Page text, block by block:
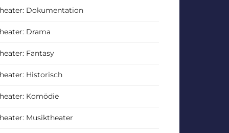
Dokumentation
Drama
Fantasy
Historisch
Komödie
Musiktheater